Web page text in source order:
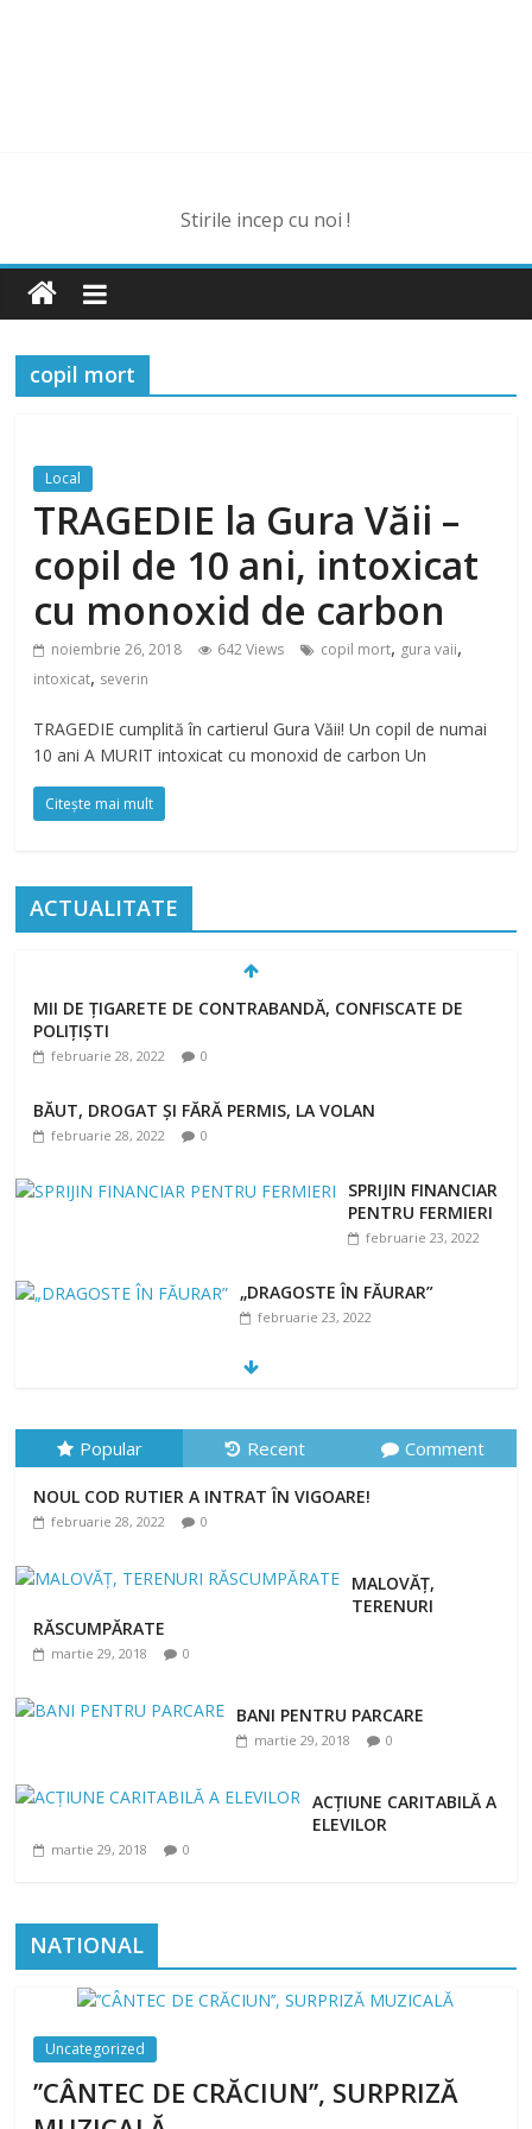
Stirile incep cu noi !
copil mort
Local
TRAGEDIE la Gura Văii –
copil de 10 ani, intoxicat
cu monoxid de carbon
noiembrie 26, 2018 642 Views copil mort, gura vaii,
intoxicat, severin
TRAGEDIE cumplită în cartierul Gura Văii! Un copil de numai
10 ani A MURIT intoxicat cu monoxid de carbon Un
Citește mai mult
ACTUALITATE
MII DE ȚIGARETE DE CONTRABANDĂ, CONFISCATE DE
POLIȚIȘTI
februarie 28, 2022 0
BĂUT, DROGAT ȘI FĂRĂ PERMIS, LA VOLAN
februarie 28, 2022 0
SPRIJIN FINANCIAR
PENTRU FERMIERI
februarie 23, 2022
„DRAGOSTE ÎN FĂURAR”
februarie 23, 2022
NOUL COD RUTIER A INTRAT ÎN VIGOARE!
Popular Recent Comment
NOUL COD RUTIER A INTRAT ÎN VIGOARE!
februarie 28, 2022 0
MALOVĂȚ,
TERENURI
RĂSCUMPĂRATE
martie 29, 2018 0
BANI PENTRU PARCARE
martie 29, 2018 0
ACȚIUNE CARITABILĂ A
ELEVILOR
martie 29, 2018 0
NATIONAL
Uncategorized
’’CÂNTEC DE CRĂCIUN’’, SURPRIZĂ